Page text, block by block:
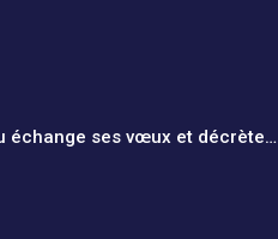
échange ses vœux et décrète…